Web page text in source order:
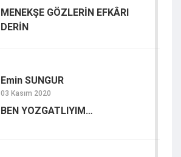
MENEKŞE GÖZLERİN EFKÂRI
DERİN
Emin SUNGUR
03 Kasım 2020
BEN YOZGATLIYIM…